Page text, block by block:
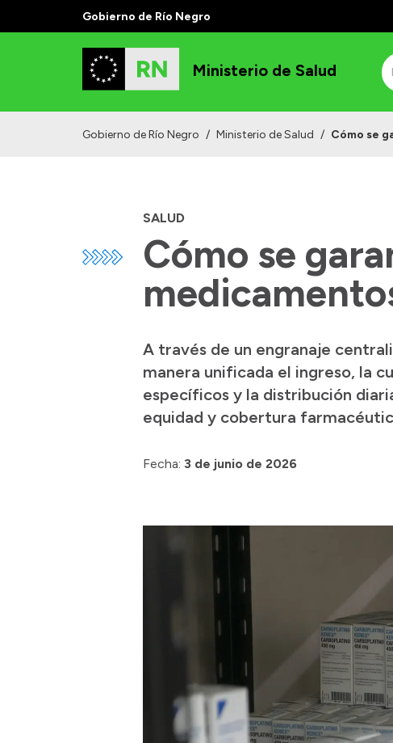
Gobierno de Río Negro
Ministerio de Salud
Gobierno de Río Negro / Ministerio de Salud / Cómo se
SALUD
Cómo se
A través de un engranaje
manera unificada el ingreso, la
específicos y la distribución
equidad y cobertura
Fecha: 3 de junio de 2026